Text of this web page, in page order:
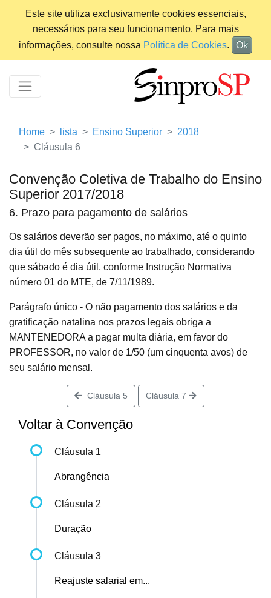
Este site utiliza exclusivamente cookies essenciais,
necessários para seu funcionamento. Para mais
informações, consulte nossa Política de Cookies. Ok
Home lista Ensino Superior
2018
Cláusula 6
Convenção Coletiva de Trabalho do Ensino
Superior 2017/2018
6. Prazo para pagamento de salários
Os salários deverão ser pagos, no máximo, até o quinto
dia útil do mês subsequente ao trabalhado, considerando
que sábado é dia útil, conforme Instrução Normativa
número 01 do MTE, de 7/11/1989.
Parágrafo único - O não pagamento dos salários e da
gratificação natalina nos prazos legais obriga a
MANTENEDORA a pagar multa diária, em favor do
PROFESSOR, no valor de 1/50 (um cinquenta avos) de
seu salário mensal.
Cláusula 5 Cláusula 7
Voltar à Convenção
Cláusula 1
Abrangência
Cláusula 2
Duração
Cláusula 3
Reajuste salarial em...